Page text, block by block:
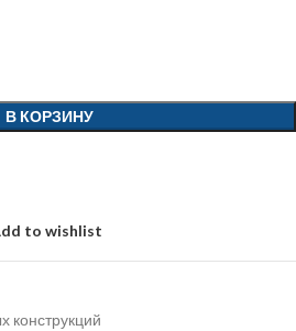
В КОРЗИНУ
to wishlist
конструкций